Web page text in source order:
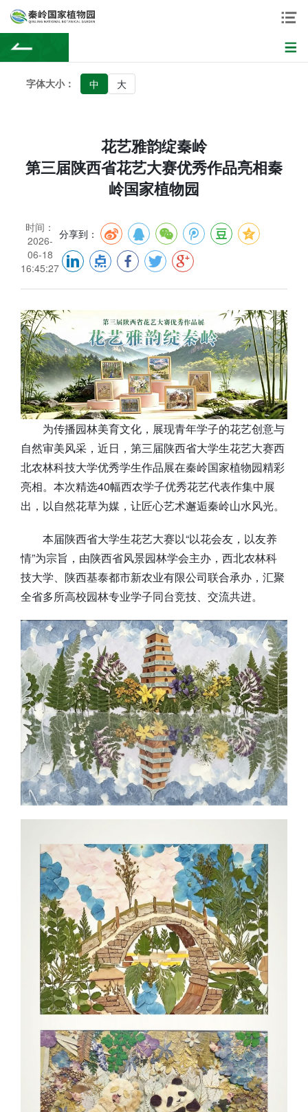
字体大小： 中 大
花艺雅韵绽秦岭
第三届陕西省花艺大赛优秀作品亮相秦
岭国家植物园
时间：
2026-
06-18
16:45:27
分享到：
为传播园林美育文化，展现青年学子的花艺创意与
自然审美风采，近日，第三届陕西省大学生花艺大赛西
北农林科技大学优秀学生作品展在秦岭国家植物园精彩
亮相。本次精选40幅西农学子优秀花艺代表作集中展
出，以自然花草为媒，让匠心艺术邂逅秦岭山水风光。
本届陕西省大学生花艺大赛以“以花会友，以友养
情”为宗旨，由陕西省风景园林学会主办，西北农林科
技大学、陕西基泰都市新农业有限公司联合承办，汇聚
全省多所高校园林专业学子同台竞技、交流共进。